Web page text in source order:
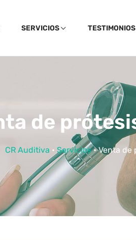
SERVICIOS TESTIMONIOS
de
CR Auditiva • Servicios• Venta de